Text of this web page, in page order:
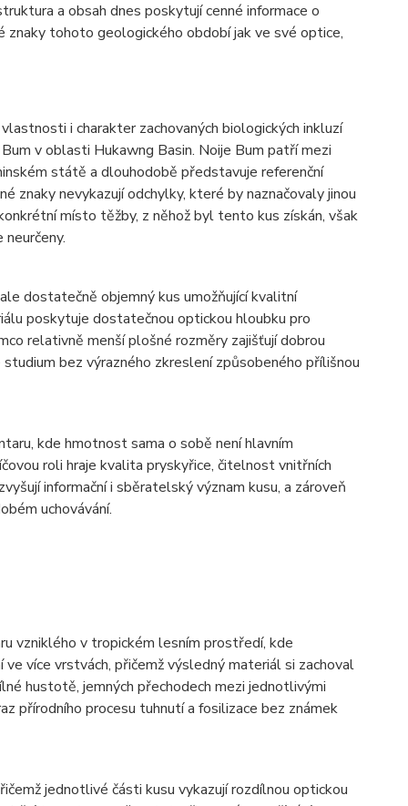
a obsah dnes poskytují cenné informace o
tohoto geologického období jak ve své optice,
i charakter zachovaných biologických inkluzí
v oblasti Hukawng Basin. Noije Bum patří mezi
státě a dlouhodobě představuje referenční
znaky nevykazují odchylky, které by naznačovaly jinou
místo těžby, z něhož byl tento kus získán, však
dostatečně objemný kus umožňující kvalitní
poskytuje dostatečnou optickou hloubku pro
relativně menší plošné rozměry zajišťují dobrou
bez výrazného zkreslení způsobeného přílišnou
kde hmotnost sama o sobě není hlavním
roli hraje kvalita pryskyřice, čitelnost vnitřních
informační i sběratelský význam kusu, a zároveň
uchovávání.
vzniklého v tropickém lesním prostředí, kde
více vrstvách, přičemž výsledný materiál si zachoval
hustotě, jemných přechodech mezi jednotlivými
přírodního procesu tuhnutí a fosilizace bez známek
jednotlivé části kusu vykazují rozdílnou optickou